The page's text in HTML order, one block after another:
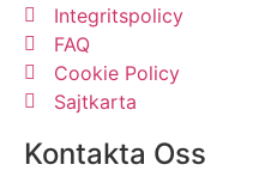
Integritspolicy
FAQ
Cookie Policy
Sajtkarta
Kontakta Oss